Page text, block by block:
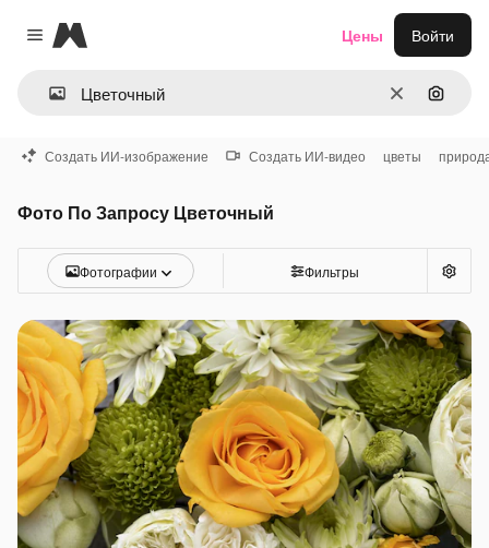
Close menu
Magnific
ОчиститьПоиск
Цены Войти
Создать ИИ-изображение Создать ИИ-видео цветы
Фото По Запросу Цветочный
Фотографии Фильтры